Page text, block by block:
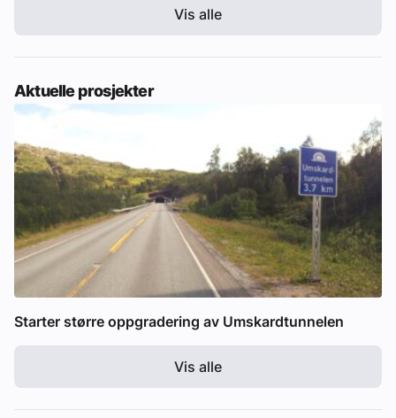
Vis alle
Aktuelle prosjekter
Starter større oppgradering av Umskardtunnelen
Vis alle